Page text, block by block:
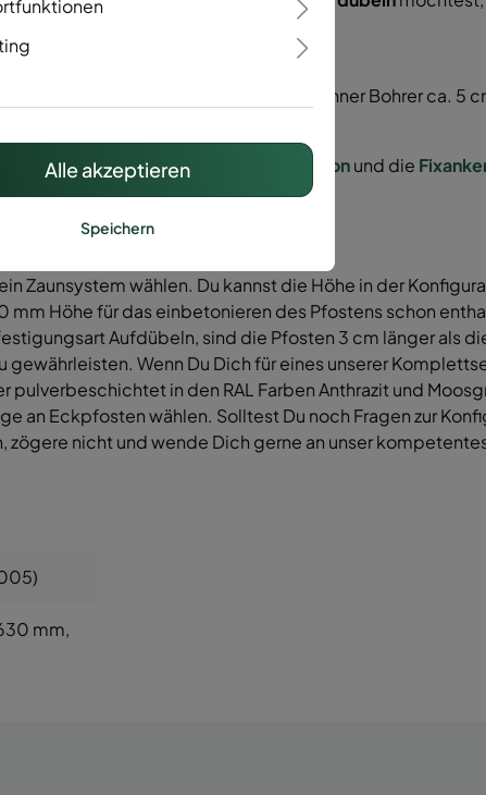
Maulschlüssel.
oder Winkelstütze.
und bohre die Löcher mit einem zehner Bohrer ca. 5
Personen zu montieren. Den Spezialbetonund die
Zaunsystem wählen. Du kannst die Höhe in der
Höhe für das einbetonieren des Pfostens schon
Aufdübeln, sind die Pfosten 3 cm länger als
Wenn Du Dich für eines unserer
in den RAL Farben Anthrazit und
an Eckpfosten wählen. Solltest Du noch Fragen zur
nicht und wende Dich gerne an unser kompetentes
mm,
Alle akzeptieren
Speichern